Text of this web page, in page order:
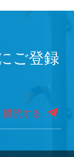
ご登録
購読する